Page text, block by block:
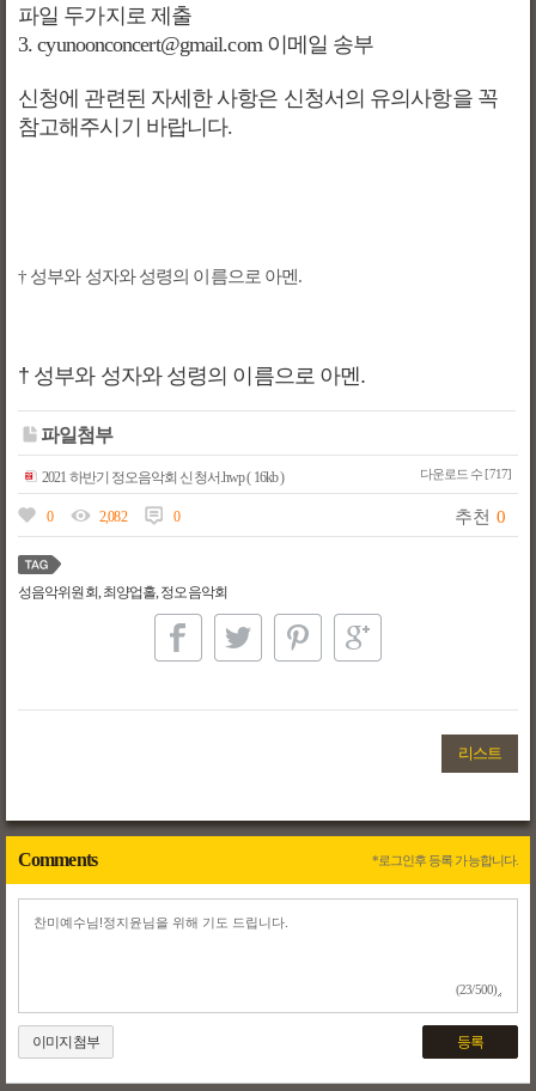
파일 두가지로 제출
3. cyunoonconcert@gmail.com 이메일 송부
신청에 관련된 자세한 사항은 신청서의 유의사항을 꼭
참고해주시기 바랍니다.
† 성부와 성자와 성령의 이름으로 아멘 .
† 성부와 성자와 성령의 이름으로 아멘.
파일첨부
2021 하반기 정오음악회 신청서.hwp ( 16kb ) 다운로드 수 [717]
0 2,082 0 추천 0
성음악위원회, 최양업홀, 정오음악회
리스트
Comments *로그인후 등록 가능합니다.
(23/500)
이미지첨부 등록